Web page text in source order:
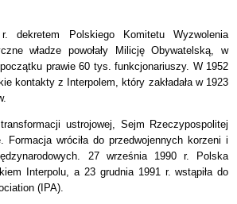
dekretem Polskiego Komitetu Wyzwolenia
władze powołały Milicję Obywatelską, w
początku prawie 60 tys. funkcjonariuszy. W 1952
kontakty z Interpolem, który zakładała w 1923
ustrojowej, Sejm Rzeczypospolitej
Formacja wróciła do przedwojennych korzeni i
27 września 1990 r. Polska
Interpolu, a 23 grudnia 1991 r. wstąpiła do
(IPA).